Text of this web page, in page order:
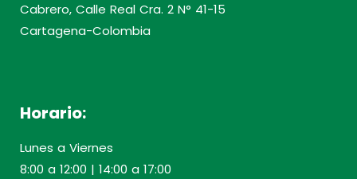
Cabrero, Calle Real Cra. 2 N° 41-15
Cartagena-Colombia
Horario:
Lunes a Viernes
8:00 a 12:00 | 14:00 a 17:00